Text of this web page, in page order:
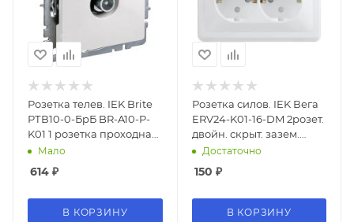
Розетка телев. IEK Brite
РТВ10-0-БрБ BR-A10-P-
K01 1 розетка проходная
одинар. скрыт. белый
Мало
614 ₽
В КОРЗИНУ
Розетка силов. IEK Вега
ERV24-K01-16-DM 2розет.
двойн. скрыт. зазем.
штор. крыш. IP20 белый
Достаточно
150 ₽
В КОРЗИНУ